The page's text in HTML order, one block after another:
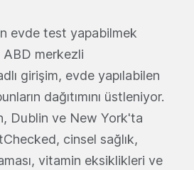
evde test yapabilmek
ABD merkezli
girişim, evde yapılabilen
dağıtımını üstleniyor.
Dublin ve New York'ta
cinsel sağlık,
vitamin eksiklikleri ve